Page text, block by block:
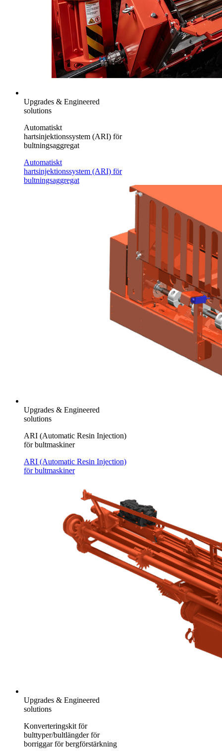
Upgrades & Engineered
solutions
Automatiskt
hartsinjektionssystem (ARI) för
bultningsaggregat
Automatiskt
hartsinjektionssystem (ARI) för
bultningsaggregat
Upgrades & Engineered
solutions
ARI (Automatic Resin Injection)
för bultmaskiner
ARI (Automatic Resin Injection)
för bultmaskiner
Upgrades & Engineered
solutions
Konverteringskit för
bulttyper/bultlängder för
borriggar för bergförstärkning